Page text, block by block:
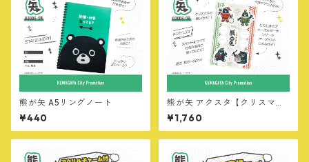
熊が矢 A5リングノート
¥440
熊が矢 アクスタ【クリスマスv
er】
¥1,760